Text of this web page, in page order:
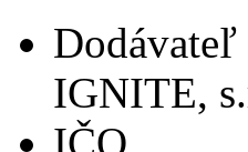
Dodávateľ
IGNITE,
IČO